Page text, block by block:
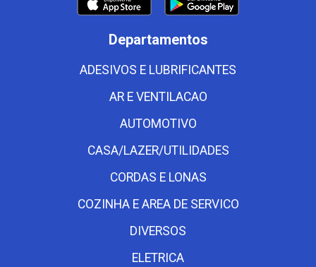
Departamentos
ADESIVOS E LUBRIFICANTES
AR E VENTILACAO
AUTOMOTIVO
CASA/LAZER/UTILIDADES
CORDAS E LONAS
COZINHA E AREA DE SERVICO
DIVERSOS
ELETRICA